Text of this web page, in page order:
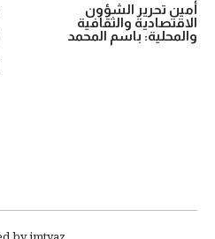
أمين تحرير الشؤون
الاقتصادية والثقافية
والمحلية: باسم المحمد